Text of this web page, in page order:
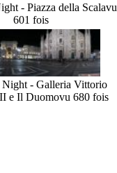
- Piazza della Scalavu
601 fois
- Galleria Vittorio
e Il Duomovu 680 fois